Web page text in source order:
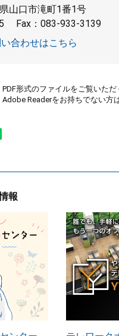
山口市滝町1番1号
Fax：083-933-3139
合わせはこちら
PDF形式のファイルをご覧いた
Adobe Readerをお持ちでない方
報